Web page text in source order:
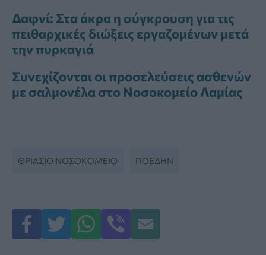
Δαφνί: Στα άκρα η σύγκρουση για τις
πειθαρχικές διώξεις εργαζομένων μετά
την πυρκαγιά
Συνεχίζονται οι προσελεύσεις ασθενών
με σαλμονέλα στο Νοσοκομείο Λαμίας
ΘΡΙΆΣΙΟ ΝΟΣΟΚΟΜΕΊΟ ΠΟΕΔΗΝ